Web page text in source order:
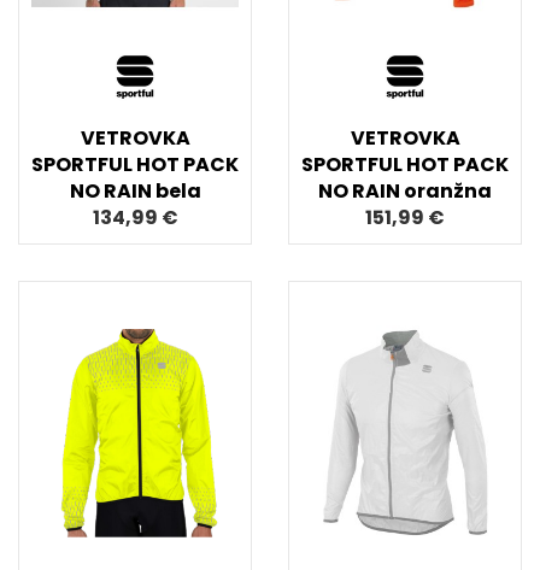
VETROVKA
SPORTFUL HOT PACK
NO RAIN bela
134,99 €
VETROVKA
SPORTFUL HOT PACK
NO RAIN oranžna
151,99 €